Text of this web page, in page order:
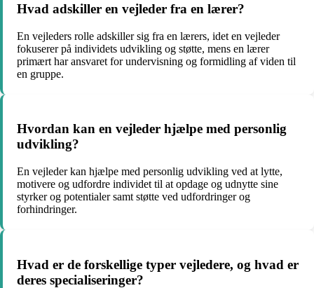
Hvad adskiller en vejleder fra en lærer?
En vejleders rolle adskiller sig fra en lærers, idet en vejleder
fokuserer på individets udvikling og støtte, mens en lærer
primært har ansvaret for undervisning og formidling af viden til
en gruppe.
Hvordan kan en vejleder hjælpe med personlig
udvikling?
En vejleder kan hjælpe med personlig udvikling ved at lytte,
motivere og udfordre individet til at opdage og udnytte sine
styrker og potentialer samt støtte ved udfordringer og
forhindringer.
Hvad er de forskellige typer vejledere, og hvad er
deres specialiseringer?